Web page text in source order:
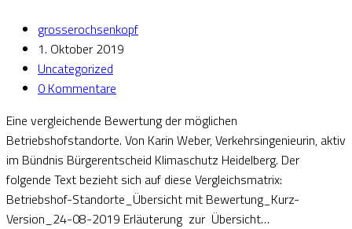
grosserochsenkopf
1. Oktober 2019
Uncategorized
0 Kommentare
Eine vergleichende Bewertung der möglichen
Betriebshofstandorte. Von Karin Weber, Verkehrsingenieurin, aktiv
im Bündnis Bürgerentscheid Klimaschutz Heidelberg. Der
folgende Text bezieht sich auf diese Vergleichsmatrix:
Betriebshof-Standorte_Übersicht mit Bewertung_Kurz-
Version_24-08-2019 Erläuterung zur Übersicht…